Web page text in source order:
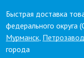
Быстрая доставка
федерального округа
Мурманск,
города